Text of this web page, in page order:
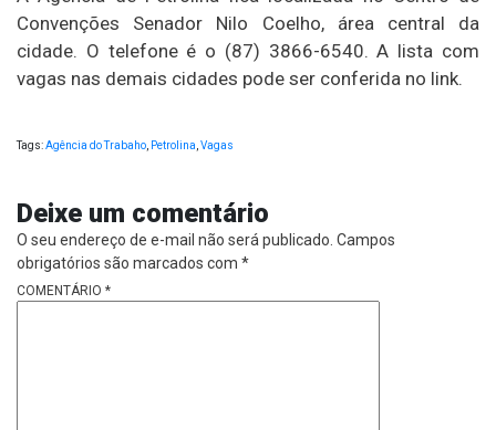
Convenções Senador Nilo Coelho, área central da
cidade. O telefone é o (87) 3866-6540. A lista com
vagas nas demais cidades pode ser conferida no link.
Tags:Agência do Trabaho Petrolina Vagas
Deixe um comentário
O seu endereço de e-mail não será publicado. Campos
obrigatórios são marcados com *
COMENTÁRIO *